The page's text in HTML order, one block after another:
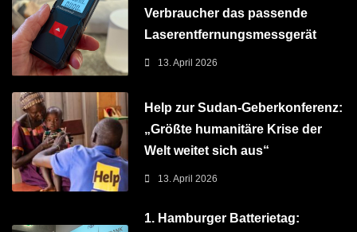
Verbraucher das passende
Laserentfernungsmessgerät
13. April 2026
Help zur Sudan-Geberkonferenz:
„Größte humanitäre Krise der
Welt weitet sich aus“
13. April 2026
1. Hamburger Batterietag: